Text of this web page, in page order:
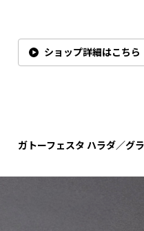
ショップ詳細はこちら
ガトーフェスタ ハラダ／